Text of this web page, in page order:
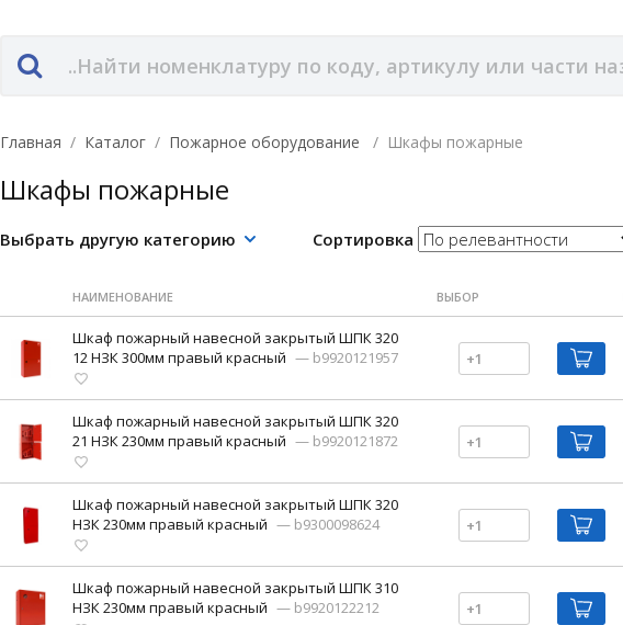
Главная / Каталог / Пожарное оборудование / Шкафы пожарные
Шкафы пожарные
Выбрать другую категорию Сортировка
НАИМЕНОВАНИЕ ВЫБОР
Шкаф пожарный навесной закрытый ШПК 320
12 НЗК 300мм правый красный — b9920121957
Шкаф пожарный навесной закрытый ШПК 320
21 НЗК 230мм правый красный — b9920121872
Шкаф пожарный навесной закрытый ШПК 320
НЗК 230мм правый красный — b9300098624
Шкаф пожарный навесной закрытый ШПК 310
НЗК 230мм правый красный — b9920122212